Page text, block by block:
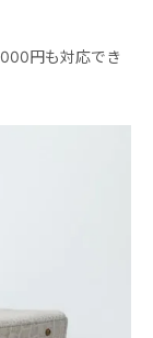
円も対応でき